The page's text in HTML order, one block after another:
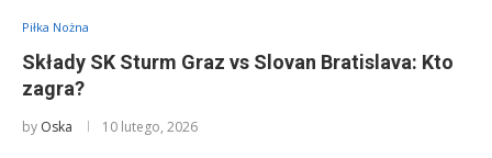
Piłka Nożna
Składy SK Sturm Graz vs Slovan Bratislava: Kto
zagra?
by Oska 10 lutego, 2026